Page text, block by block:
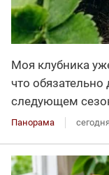
Моя клубника
что обязательно
следующем
Панорама